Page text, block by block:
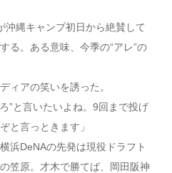
縄キャンプ初日から絶賛して
る。ある意味、今季の“アレ”の
ィアの笑いを誘った。
”と言いたいよね。9回まで投げ
と言っときます」
浜DeNAの先発は現役ドラフト
笠原。才木で勝てば、岡田阪神